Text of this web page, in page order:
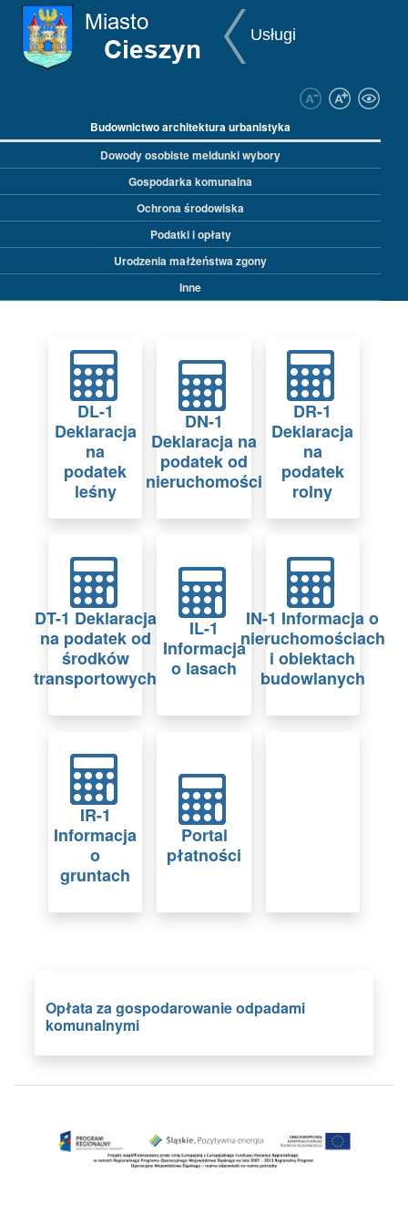
Przejdź do zawartości
Przejdź do menu ułatwień dostępu
Przejdź do menu głównego
Przejdź do mapy strony
Przejdź do deklaracji dostępności
Usługi
Budownictwo architektura urbanistyka
Dowody osobiste meldunki wybory
Gospodarka komunalna
Ochrona środowiska
Podatki i opłaty
Urodzenia małżeństwa zgony
Inne
DL-1
Deklaracja
na
podatek
leśny
DN-1
Deklaracja na
podatek od
nieruchomości
DR-1
Deklaracja
na
podatek
rolny
DT-1 Deklaracja
na podatek od
środków
transportowych
IL-1
Informacja
o lasach
IN-1 Informacja o
nieruchomościach
i obiektach
budowlanych
IR-1
Informacja
o
gruntach
Portal
płatności
Opłata za gospodarowanie odpadami
komunalnymi